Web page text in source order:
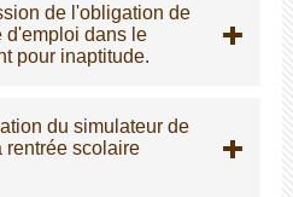
de l'obligation de
d'emploi dans le
pour inaptitude.
du simulateur de
rentrée scolaire